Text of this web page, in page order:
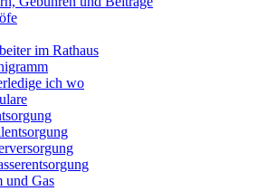
im Rathaus
ich wo
und Gas